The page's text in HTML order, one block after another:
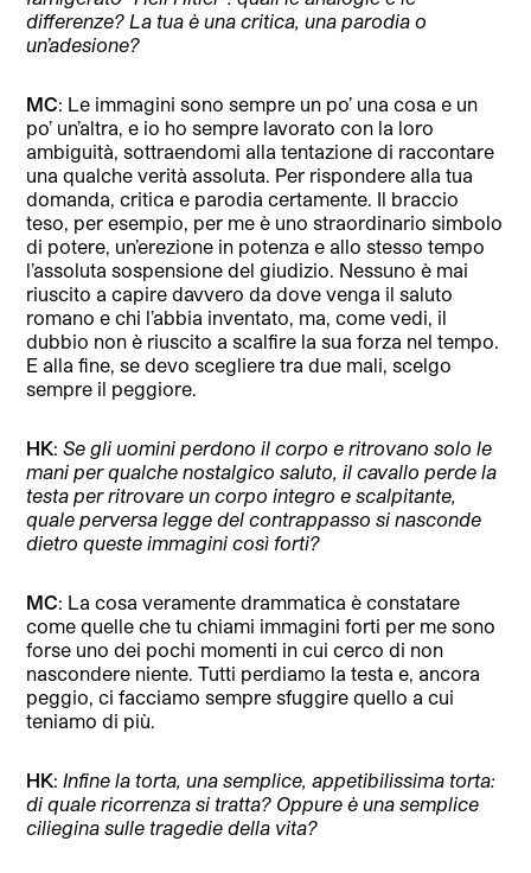
differenze? La tua è una critica, una parodia o
un’adesione?
MC: Le immagini sono sempre un po’ una cosa e un
po’ un’altra, e io ho sempre lavorato con la loro
ambiguità, sottraendomi alla tentazione di raccontare
una qualche verità assoluta. Per rispondere alla tua
domanda, critica e parodia certamente. Il braccio
teso, per esempio, per me è uno straordinario simbolo
di potere, un’erezione in potenza e allo stesso tempo
l’assoluta sospensione del giudizio. Nessuno è mai
riuscito a capire davvero da dove venga il saluto
romano e chi l’abbia inventato, ma, come vedi, il
dubbio non è riuscito a scalfire la sua forza nel tempo.
E alla fine, se devo scegliere tra due mali, scelgo
sempre il peggiore.
HK:Se gli uomini perdono il corpo e ritrovano solo le
mani per qualche nostalgico saluto, il cavallo perde la
testa per ritrovare un corpo integro e scalpitante,
quale perversa legge del contrappasso si nasconde
dietro queste immagini così forti?
MC: La cosa veramente drammatica è constatare
come quelle che tu chiami immagini forti per me sono
forse uno dei pochi momenti in cui cerco di non
nascondere niente. Tutti perdiamo la testa e, ancora
peggio, ci facciamo sempre sfuggire quello a cui
teniamo di più.
HK: Infine la torta, una semplice, appetibilissima torta:
di quale ricorrenza si tratta? Oppure è una semplice
ciliegina sulle tragedie della vita?